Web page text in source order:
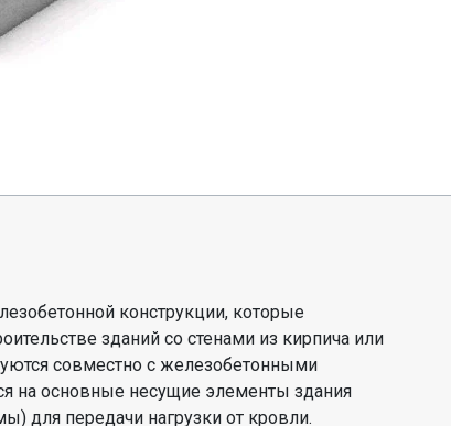
конструкции, которые
зданий со стенами из кирпича или
совместно с железобетонными
на основные несущие элементы здания
для передачи нагрузки от кровли.